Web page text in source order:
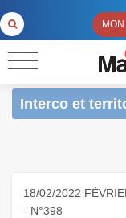
Interco et
18/02/2022
- N°398